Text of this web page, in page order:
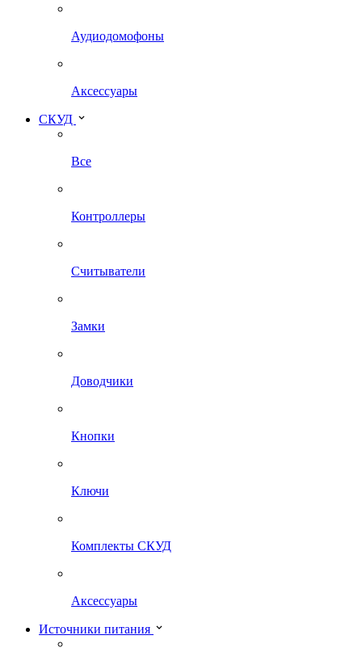
Аудиодомофоны
Аксессуары
СКУД
Все
Контроллеры
Считыватели
Замки
Доводчики
Кнопки
Ключи
Комплекты СКУД
Аксессуары
Источники питания